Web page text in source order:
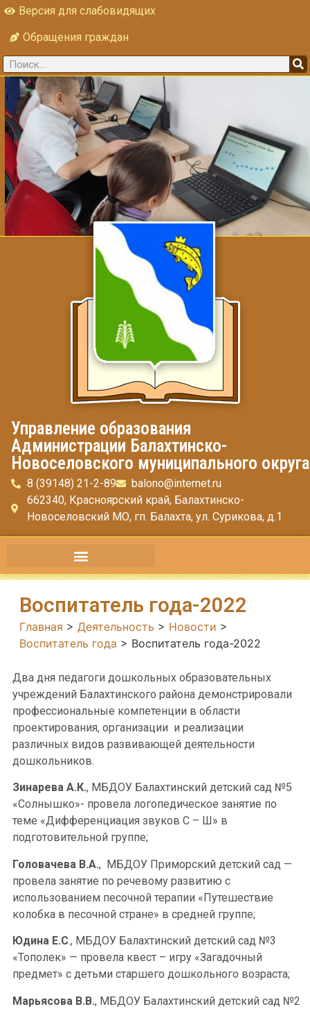
Версия для слабовидящих
Обращения граждан
Управление образования
Администрации Балахтинско-
Новоселовского муниципального округа
8 (39148) 21-2-89
balono@internet.ru
662340, Красноярский край, Балахтинско-
Новоселовский МО, гп. Балахта, ул. Сурикова, д.1
Воспитатель года-2022
Главная > Деятельность > Новости >
Воспитатель года > Воспитатель года-2022
Два дня педагоги дошкольных образовательных
учреждений Балахтинского района демонстрировали
профессиональные компетенции в области
проектирования, организации и реализации
различных видов развивающей деятельности
дошкольников.
Зинарева А.К., МБДОУ Балахтинский детский сад №5
«Солнышко»- провела логопедическое занятие по
теме «Дифференциация звуков С – Ш» в
подготовительной группе;
Головачева В.А., МБДОУ Приморский детский сад —
провела занятие по речевому развитию с
использованием песочной терапии «Путешествие
колобка в песочной стране» в средней группе;
Юдина Е.С., МБДОУ Балахтинский детский сад №3
«Тополек» — провела квест – игру «Загадочный
предмет» с детьми старшего дошкольного возраста;
Марьясова В.В., МБДОУ Балахтинский детский сад №2